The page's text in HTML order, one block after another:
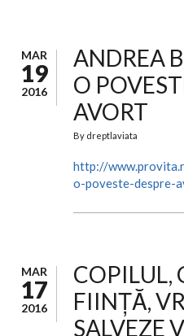
MAR
19
2016
ANDREA
O
AVORT
By dreptlaviata
http://
o-poveste-despre-
MAR
17
2016
COPILUL,
FIINȚĂ,
SALVEZE